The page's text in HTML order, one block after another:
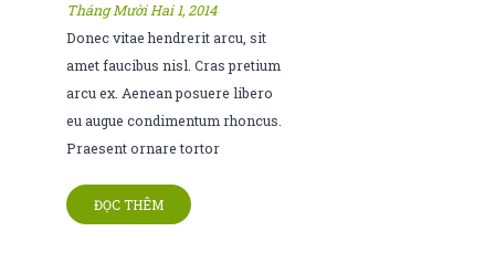
Tháng Mười Hai 1, 2014
Donec vitae hendrerit arcu, sit
amet faucibus nisl. Cras pretium
arcu ex. Aenean posuere libero
eu augue condimentum rhoncus.
Praesent ornare tortor
ĐỌC THÊM